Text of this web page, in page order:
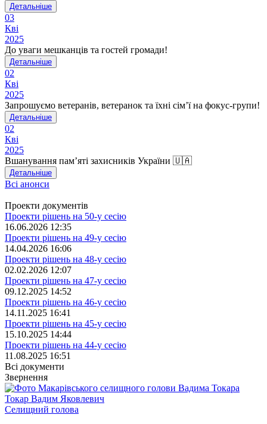
Детальніше
03
Кві
2025
До уваги мешканців та гостей громади!
Детальніше
02
Кві
2025
Запрошуємо ветеранів, ветеранок та їхні сім’ї на фокус-групи!
Детальніше
02
Кві
2025
Вшанування пам’яті захисників України 🇺🇦
Детальніше
Всі анонси
Проекти документів
Проекти рішень на 50-у сесію
16.06.2026 12:35
Проекти рішень на 49-у сесію
14.04.2026 16:06
Проекти рішень на 48-у сесію
02.02.2026 12:07
Проекти рішень на 47-у сесію
09.12.2025 14:52
Проекти рішень на 46-у сесію
14.11.2025 16:41
Проекти рішень на 45-у сесію
15.10.2025 14:44
Проекти рішень на 44-у сесію
11.08.2025 16:51
Всі документи
Звернення
Токар Вадим Яковлевич
Селищний голова